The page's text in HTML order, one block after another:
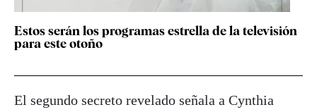
Estos serán los programas estrella de la televisión
para este otoño
El segundo secreto revelado señala a Cynthia